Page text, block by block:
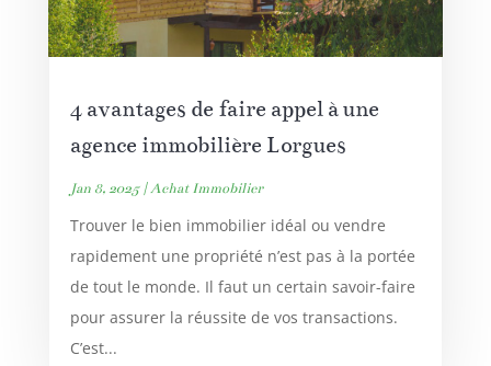
4 avantages de faire appel à une
agence immobilière Lorgues
Jan 8, 2025|Achat Immobilier
Trouver le bien immobilier idéal ou vendre
rapidement une propriété n’est pas à la portée
de tout le monde. Il faut un certain savoir-faire
pour assurer la réussite de vos transactions.
C’est...